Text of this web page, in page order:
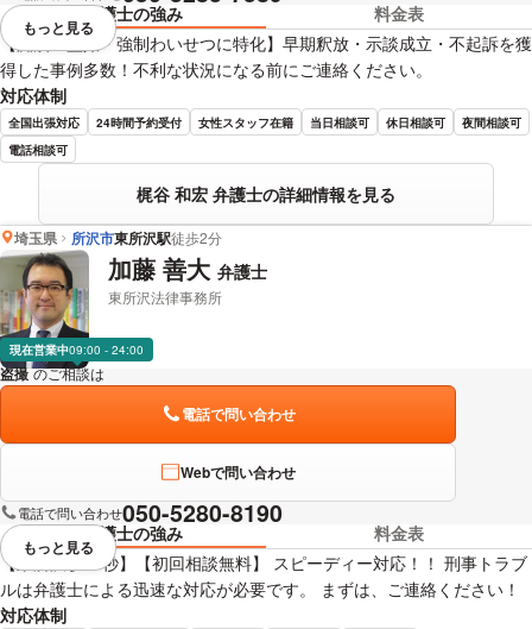
弁護士の強み
料金表
【痴漢・盗撮・強制わいせつに特化】早期釈放・示談成立・不起訴を獲
得した事例多数！不利な状況になる前にご連絡ください。
対応体制
全国出張対応 24時間予約受付 女性スタッフ在籍 当日相談可 休日相談可
夜間相談可
電話相談可
梶谷 和宏 弁護士の詳細情報を見る
視覚的に省略されている要素を
もっと見る
埼玉県 所沢市東所沢駅徒歩2分
加藤 善大 弁護士
東所沢法律事務所
現在営業中09:00 - 24:00
盗撮 のご相談は
電話で問い合わせ
Webで問い合わせ
電話で問い合わせ050-5280-8190
弁護士の強み
料金表
【東所沢駅30秒】【初回相談無料】 スピーディー対応！！ 刑事トラブ
ルは弁護士による迅速な対応が必要です。 まずは、ご連絡ください！
対応体制
視覚的に省略されている要素を
もっと見る